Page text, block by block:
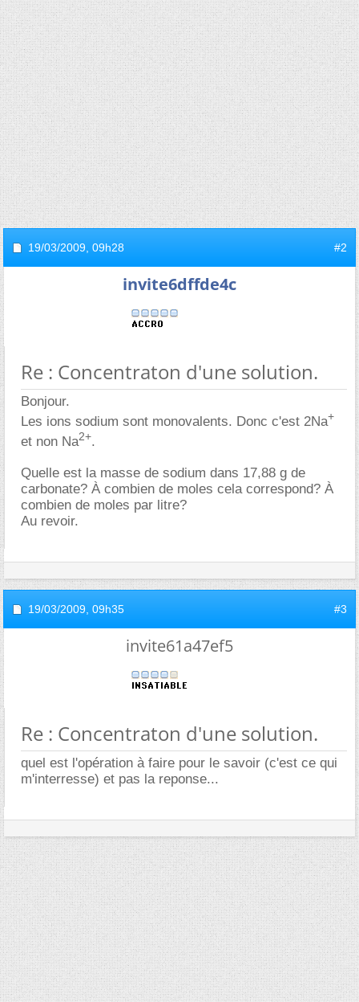
19/03/2009, 09h28 #2
invite6dffde4c
Re : Concentraton d'une solution.
Bonjour.
Les ions sodium sont monovalents. Donc c'est 2Na+
et non Na2+.
Quelle est la masse de sodium dans 17,88 g de
carbonate? À combien de moles cela correspond? À
combien de moles par litre?
Au revoir.
19/03/2009, 09h35 #3
invite61a47ef5
Re : Concentraton d'une solution.
quel est l'opération à faire pour le savoir (c'est ce qui
m'interresse) et pas la reponse...